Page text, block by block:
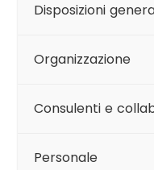
Disposizioni
Organizzazione
Consulenti e
Personale